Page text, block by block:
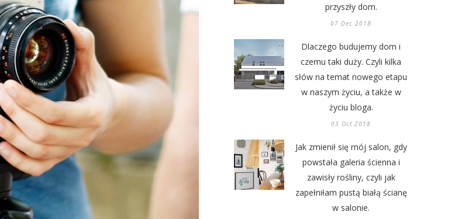
przyszły dom.
07 Dec 2018
Dlaczego budujemy dom i
czemu taki duży. Czyli kilka
słów na temat nowego etapu
w naszym życiu, a także w
życiu bloga.
03 Oct 2018
Jak zmienił się mój salon, gdy
powstała galeria ścienna i
zawisły rośliny, czyli jak
zapełniłam pustą białą ścianę
w salonie.